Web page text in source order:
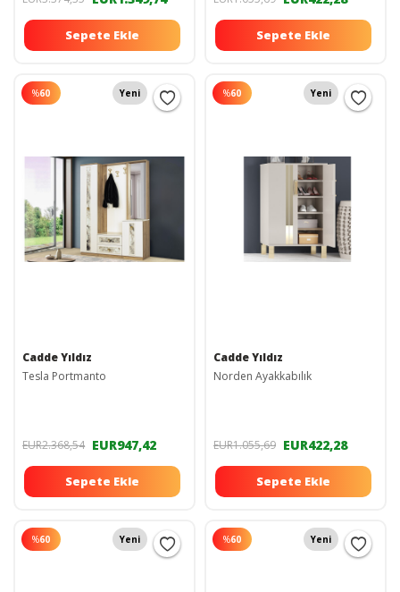
Sepete Ekle Sepete Ekle
%60 Yeni
Cadde Yıldız
Tesla Portmanto
EUR2.368,54 EUR947,42
Sepete Ekle
%60 Yeni
Cadde Yıldız
Norden Ayakkabılık
EUR1.055,69 EUR422,28
Sepete Ekle
%60 Yeni %60 Yeni